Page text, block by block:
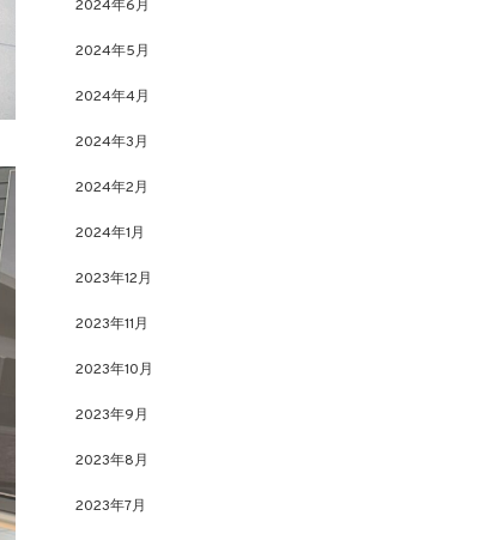
2024年6月
2024年5月
2024年4月
2024年3月
2024年2月
2024年1月
2023年12月
2023年11月
2023年10月
2023年9月
2023年8月
2023年7月